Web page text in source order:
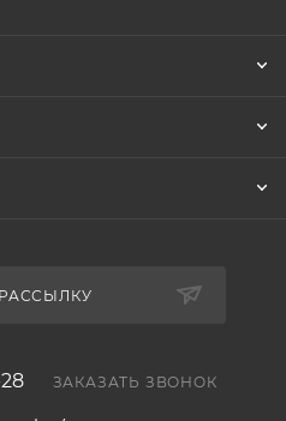
ЗАКАЗАТЬ ЗВОНОК